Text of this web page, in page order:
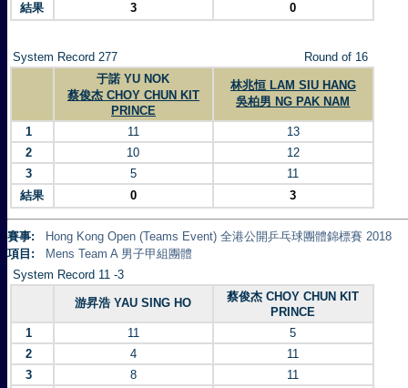
結果
3 0
System Record 277
Round of 16
于諾 YU NOK
蔡俊杰 CHOY CHUN KIT
PRINCE
林兆恒 LAM SIU HANG
吳柏男 NG PAK NAM
1 11
13
2
10
12
3
5
11
結果
0 3
賽事:
Hong Kong Open (Teams Event) 全港公開乒乓球團體錦標賽 2018
項目:
Mens Team A 男子甲組團體
System Record 11 -3
游昇浩 YAU SING HO
蔡俊杰 CHOY CHUN KIT
PRINCE
1
11
5
2
4
11
3
8
11